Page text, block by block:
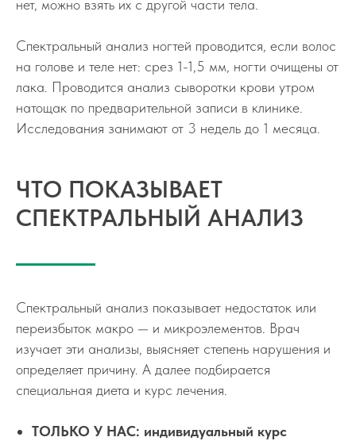
нет, можно взять их с другой части тела.
Спектральный анализ ногтей проводится, если волос
на голове и теле нет: срез 1-1,5 мм, ногти очищены от
лака. Проводится анализ сыворотки крови утром
натощак по предварительной записи в клинике.
Исследования занимают от 3 недель до 1 месяца.
ЧТО ПОКАЗЫВАЕТ
СПЕКТРАЛЬНЫЙ АНАЛИЗ
Спектральный анализ показывает недостаток или
переизбыток макро — и микроэлементов. Врач
изучает эти анализы, выясняет степень нарушения и
определяет причину. А далее подбирается
специальная диета и курс лечения.
ТОЛЬКО У НАС: индивидуальный курс
Договор возмездного
Согласие на обработку